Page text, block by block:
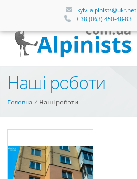
kyiv_alpinists@ukr.net
+ 38 (063) 450-48-83
Наші роботи
Головна⁄ Наші роботи